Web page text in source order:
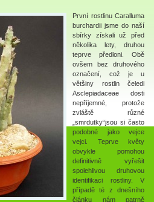
První rostlinu Caralluma
burchardii jsme do naší
sbírky získali už před
několika lety, druhou
teprve předloni. Obě
ovšem bez druhového
označení, což je u
většiny rostlin čeledi
Asclepiadaceae dosti
nepříjemné, protože
zvláště různé
„smrdutky“jsou si často
podobné jako vejce
vejci. Teprve květy
obvykle pomohou
definitivně vyřešit
spolehlivou druhovou
identifikaci rostliny. V
případě té z dnešního
článku nám patrně